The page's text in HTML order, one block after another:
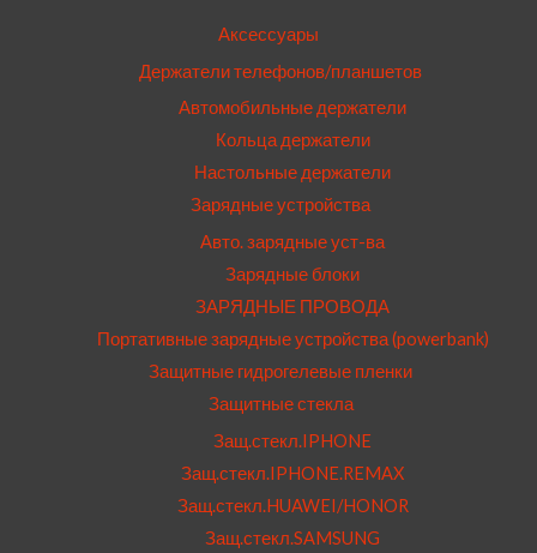
Аксессуары
Держатели телефонов/планшетов
Автомобильные держатели
Кольца держатели
Настольные держатели
Зарядные устройства
Авто. зарядные уст-ва
Зарядные блоки
ЗАРЯДНЫЕ ПРОВОДА
Портативные зарядные устройства (powerbank)
Защитные гидрогелевые пленки
Защитные стекла
Защ.стекл.IPHONE
Защ.стекл.IPHONE.REMAX
Защ.стекл.HUAWEI/HONOR
Защ.стекл.SAMSUNG